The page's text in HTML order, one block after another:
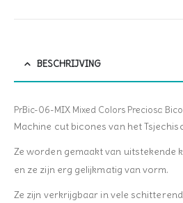
BESCHRIJVING
PrBic-06-MIX Mixed Colors Preciosa
Machine cut bicones van het
Ze worden gemaakt van uitstekende
en ze zijn erg gelijkmatig van vorm.
Ze zijn verkrijgbaar in vele